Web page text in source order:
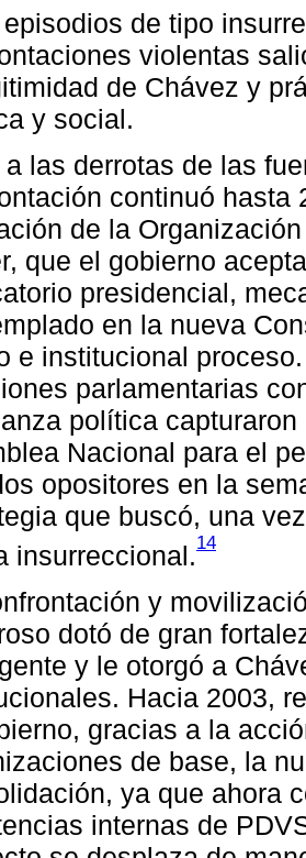
de tipo
violentas
de Chávez y
y social.
a las derrotas de las
continuó hasta
de la
que el gobierno
presidencial,
en la nueva
e institucional
parlamentarias
política
Nacional para el
opositores en la
que buscó, una
insurreccional.14
y
dotó de gran
y le otorgó a
Hacia 2003,
gracias a la
de base, la
ya que ahora
internas de